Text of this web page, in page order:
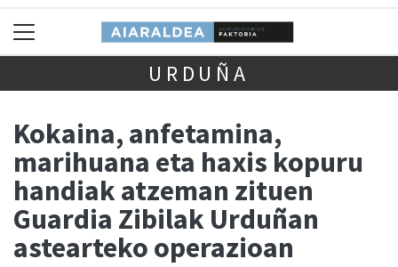
URDUÑA
Kokaina, anfetamina,
marihuana eta haxis kopuru
handiak atzeman zituen
Guardia Zibilak Urduñan
astearteko operazioan